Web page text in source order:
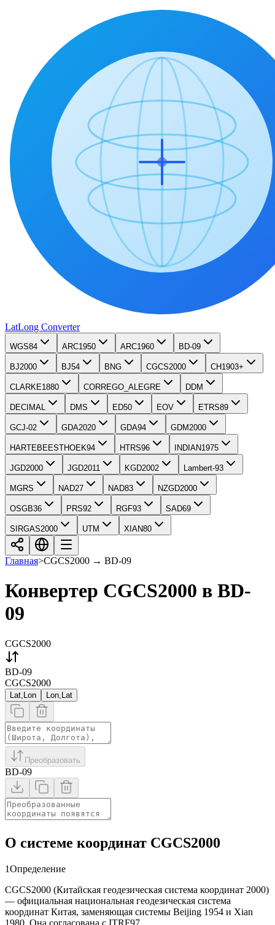
LatLong Converter
WGS84 ARC1950 ARC1960 BD-09
BJ2000 BJ54 BNG CGCS2000 CH1903+
CLARKE1880 CORREGO_ALEGRE DDM
DECIMAL DMS ED50 EOV ETRS89
GCJ-02 GDA2020 GDA94 GDM2000
HARTEBEESTHOEK94 HTRS96 INDIAN1975
JGD2000 JGD2011 KGD2002 Lambert-93
MGRS NAD27 NAD83 NZGD2000
OSGB36 PRS92 RGF93 SAD69
SIRGAS2000 UTM XIAN80
Главная>CGCS2000 → BD-09
Конвертер CGCS2000 в BD-
09
CGCS2000
BD-09
CGCS2000
Lat,Lon Lon,Lat
Преобразовать
BD-09
О системе координат CGCS2000
1Определение
CGCS2000 (Китайская геодезическая система координат 2000)
— официальная национальная геодезическая система
координат Китая, заменяющая системы Beijing 1954 и Xian
1980. Она согласована с ITRF97.